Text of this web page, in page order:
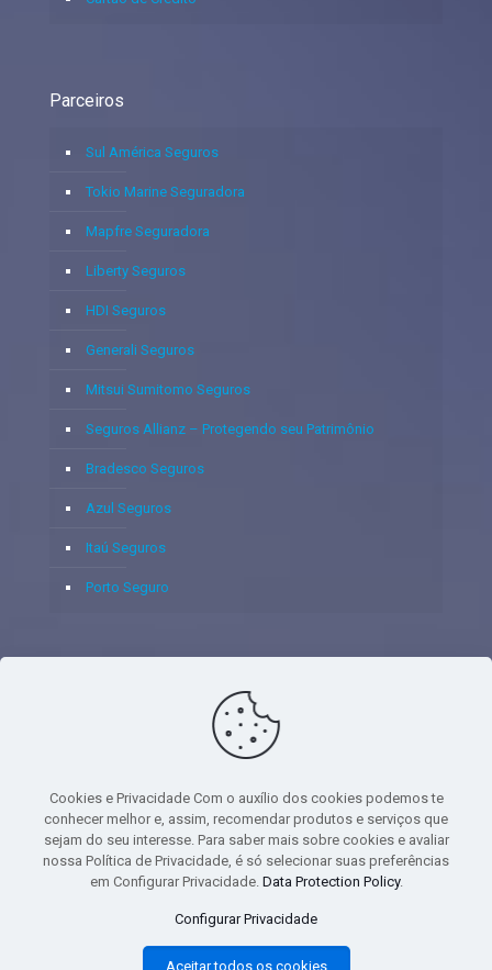
Parceiros
Sul América Seguros
Tokio Marine Seguradora
Mapfre Seguradora
Liberty Seguros
HDI Seguros
Generali Seguros
Mitsui Sumitomo Seguros
Seguros Allianz – Protegendo seu Patrimônio
Bradesco Seguros
Azul Seguros
Itaú Seguros
Porto Seguro
© 2020 - Yoshie & Maia Corretora de Seguros Ltda - CNPJ:
05.459.716/0001-75 - SUSEP: 100637106 AV DOS
PAVIMENTO - CEP 06.020-012 - VILA YARA - OSASCO - UF SP -
TELEFONE - (11) 8251-9266
Cookies e Privacidade Com o auxílio dos cookies podemos te
conhecer melhor e, assim, recomendar produtos e serviços que
sejam do seu interesse. Para saber mais sobre cookies e avaliar
nossa Política de Privacidade, é só selecionar suas preferências
em Configurar Privacidade. Data Protection Policy.
Configurar Privacidade
Aceitar todos os cookies
1.23, user_data: { email_address: 'johnsmith@email.com', phone_number:
'1234567890', address: { first_name: 'john', last_name: 'smith', city: